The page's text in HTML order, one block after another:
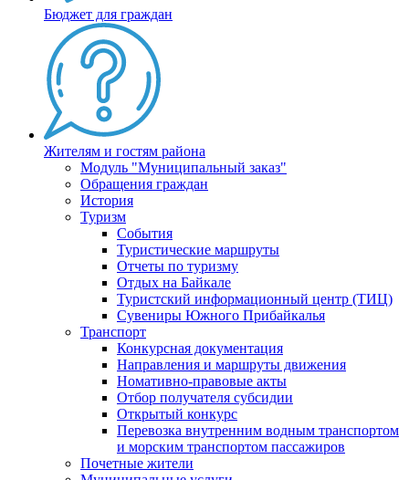
Бюджет для граждан
Жителям и гостям района
Модуль "Муниципальный заказ"
Обращения граждан
История
Туризм
События
Туристические маршруты
Отчеты по туризму
Отдых на Байкале
Туристский информационный центр (ТИЦ)
Сувениры Южного Прибайкалья
Транспорт
Конкурсная документация
Направления и маршруты движения
Номативно-правовые акты
Отбор получателя субсидии
Открытый конкурс
Перевозка внутренним водным транспортом
и морским транспортом пассажиров
Почетные жители